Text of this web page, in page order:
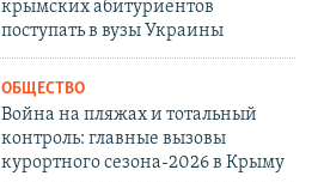
крымских абитуриентов
поступать в вузы Украины
ОБЩЕСТВО
Война на пляжах и тотальный
контроль: главные вызовы
курортного сезона-2026 в Крыму